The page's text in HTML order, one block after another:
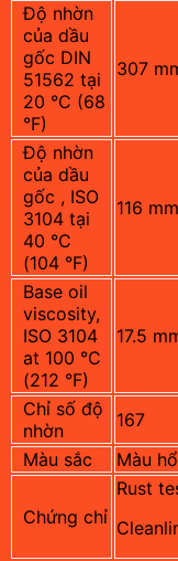
Độ nhờn
của dầu
gốc DIN
51562 tại
20 °C (68
°F)
307
Độ nhờn
của dầu
gốc , ISO
3104 tại
40 °C
(104 °F)
116
Base oil
viscosity,
ISO 3104
at 100 °C
(212 °F)
17.5
Chỉ số độ
nhờn
167
Màu sắc
Màu
Chứng chỉ
Rust